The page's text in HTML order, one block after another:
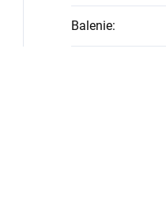
Balenie: